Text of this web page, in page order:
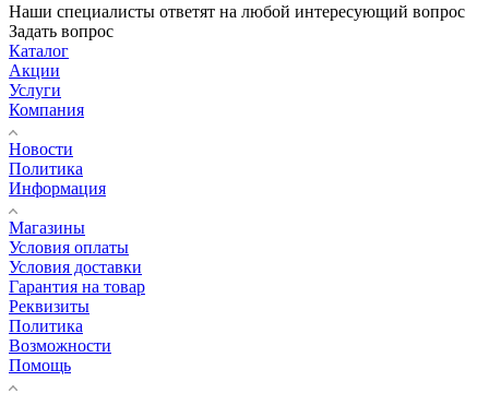
Наши специалисты ответят на любой интересующий вопрос
Задать вопрос
Каталог
Акции
Услуги
Компания
Новости
Политика
Информация
Магазины
Условия оплаты
Условия доставки
Гарантия на товар
Реквизиты
Политика
Возможности
Помощь